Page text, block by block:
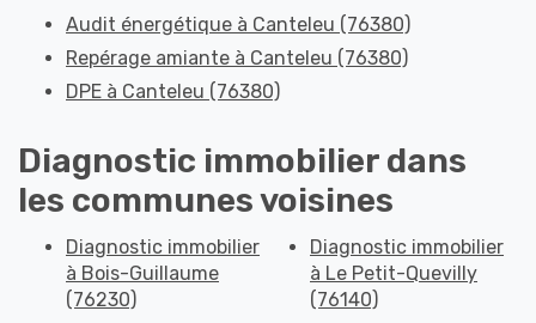
Audit énergétique à Canteleu (76380)
Repérage amiante à Canteleu (76380)
DPE à Canteleu (76380)
Diagnostic immobilier dans
les communes voisines
Diagnostic immobilier
à Bois-Guillaume
(76230)
Diagnostic immobilier
à Le Petit-Quevilly
(76140)